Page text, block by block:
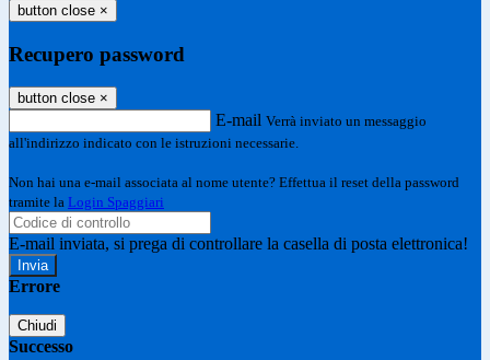
button close ×
Recupero password
button close ×
E-mail Verrà inviato un messaggio
all'indirizzo indicato con le istruzioni necessarie.
Non hai una e-mail associata al nome utente? Effettua il reset della password
tramite la Login Spaggiari
E-mail inviata, si prega di controllare la casella di posta elettronica!
Errore
Chiudi
Successo